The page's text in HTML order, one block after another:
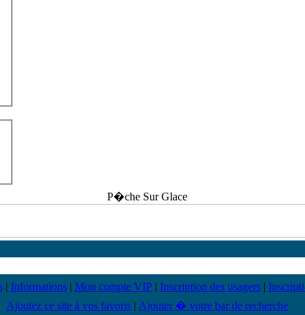
P�che Sur Glace
| Informations| Mon compte VIP| Inscription des usagers|
Ajoutez ce site à vos favoris | Ajouter � votre bar de recherche